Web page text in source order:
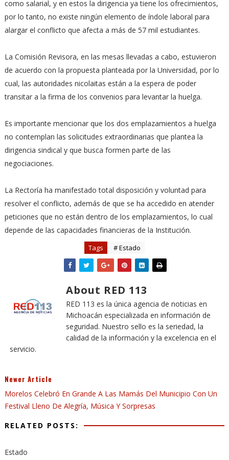
como salarial, y en estos la dirigencia ya tiene los ofrecimientos,
por lo tanto, no existe ningún elemento de índole laboral para
alargar el conflicto que afecta a más de 57 mil estudiantes.
La Comisión Revisora, en las mesas llevadas a cabo, estuvieron
de acuerdo con la propuesta planteada por la Universidad, por lo
cual, las autoridades nicolaitas están a la espera de poder
transitar a la firma de los convenios para levantar la huelga.
Es importante mencionar que los dos emplazamientos a huelga
no contemplan las solicitudes extraordinarias que plantea la
dirigencia sindical y que busca formen parte de las
negociaciones.
La Rectoría ha manifestado total disposición y voluntad para
resolver el conflicto, además de que se ha accedido en atender
peticiones que no están dentro de los emplazamientos, lo cual
depende de las capacidades financieras de la Institución.
Tags # Estado
About RED 113
RED 113 es la única agencia de noticias en
Michoacán especializada en información de
seguridad. Nuestro sello es la seriedad, la
calidad de la información y la excelencia en el
servicio.
Newer Article
Morelos Celebró En Grande A Las Mamás Del Municipio Con Un
Festival Lleno De Alegría, Música Y Sorpresas
RELATED POSTS:
Estado